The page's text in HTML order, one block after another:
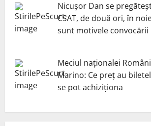
Nicuşor Dan se
CSAT, de două ori, în
sunt motivele convocării
Meciul naționalei
Marino: Ce preț au
se pot achiziționa